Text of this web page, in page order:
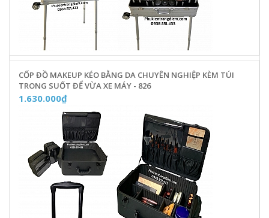
CỐP ĐỒ MAKEUP KÉO BẰNG DA CHUYÊN NGHIỆP KÈM TÚI
TRONG SUỐT ĐỂ VỪA XE MÁY - 826
1.630.000₫